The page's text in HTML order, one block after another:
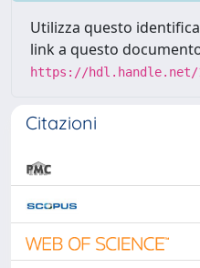
Utilizza questo
link a questo
https://hdl.handle.net/
Citazioni